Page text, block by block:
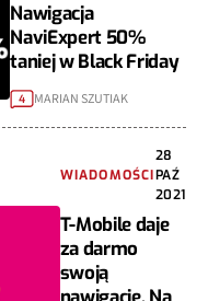
Nawigacja
NaviExpert 50%
taniej w Black Friday
4 MARIAN SZUTIAK
WIADOMOŚCI
28
PAŹ
2021
T-Mobile daje
za darmo
swoją